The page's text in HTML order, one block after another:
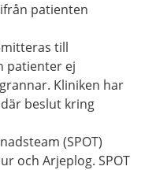
patienten
till
patienter ej
Kliniken har
beslut kring
(SPOT)
och Arjeplog. SPOT